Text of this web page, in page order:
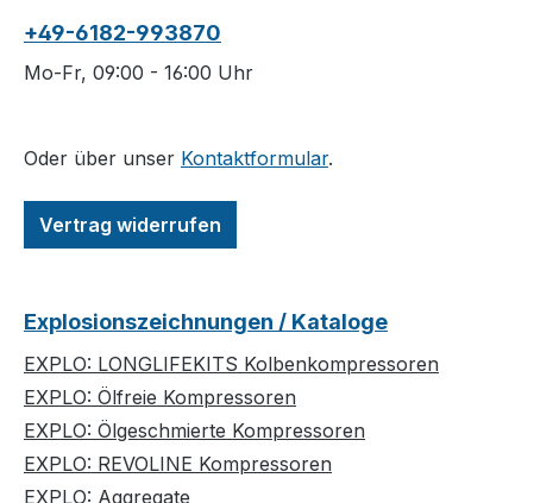
+49-6182-993870
Mo-Fr, 09:00 - 16:00 Uhr
Oder über unser Kontaktformular.
Vertrag widerrufen
Explosionszeichnungen / Kataloge
EXPLO: LONGLIFEKITS Kolbenkompressoren
EXPLO: Ölfreie Kompressoren
EXPLO: Ölgeschmierte Kompressoren
EXPLO: REVOLINE Kompressoren
EXPLO: Aggregate